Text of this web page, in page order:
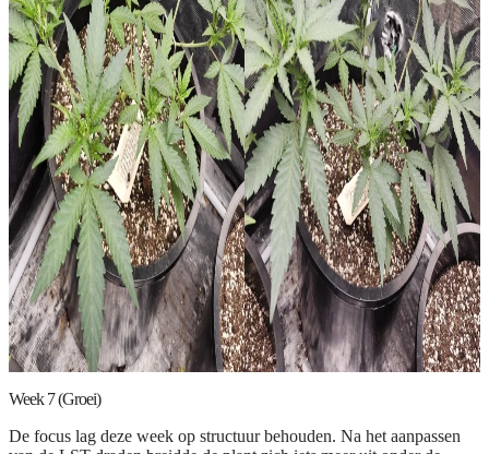
Week 7 (Groei)
De focus lag deze week op structuur behouden. Na het aanpassen